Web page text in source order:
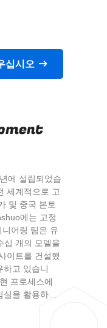
십시오
에 설립되었습
세계적으로 고
및 중국 본토
에는 고정
어링 팀은 유
십 개의 모델을
이트를 건설했
하고 있습니
프로세스에
을 활용하여